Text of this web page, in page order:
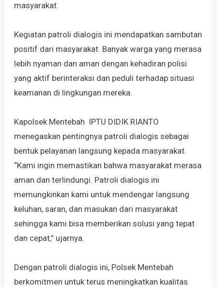
masyarakat.
Kegiatan patroli dialogis ini mendapatkan sambutan
positif dari masyarakat. Banyak warga yang merasa
lebih nyaman dan aman dengan kehadiran polisi
yang aktif berinteraksi dan peduli terhadap situasi
keamanan di lingkungan mereka.
Kapolsek Mentebah IPTU DIDIK RIANTO
menegaskan pentingnya patroli dialogis sebagai
bentuk pelayanan langsung kepada masyarakat.
“Kami ingin memastikan bahwa masyarakat merasa
aman dan terlindungi. Patroli dialogis ini
memungkinkan kami untuk mendengar langsung
keluhan, saran, dan masukan dari masyarakat
sehingga kami bisa memberikan solusi yang tepat
dan cepat,” ujarnya.
Dengan patroli dialogis ini, Polsek Mentebah
berkomitmen untuk terus meningkatkan kualitas